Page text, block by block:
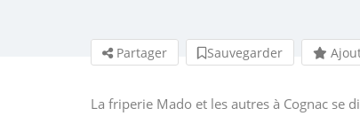
Partager Sauvegarder
La friperie Mado et les autres à Cognac se